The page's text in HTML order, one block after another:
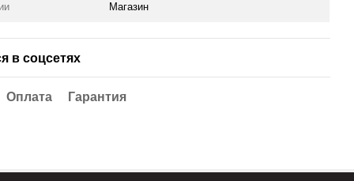
Магазин
в соцсетях
Оплата Гарантия